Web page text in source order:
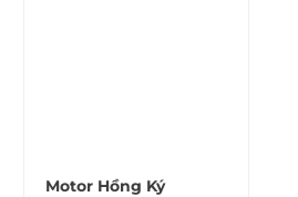
Motor Hồng Ký